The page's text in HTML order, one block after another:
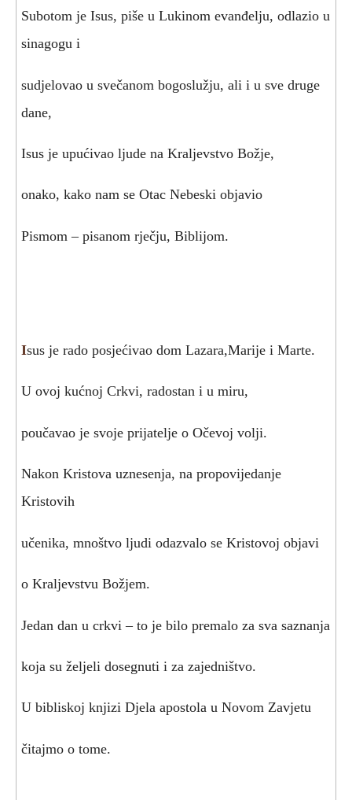
Subotom je Isus, piše u Lukinom evanđelju, odlazio u
sinagogu i
sudjelovao u svečanom bogoslužju, ali i u sve druge
dane,
Isus je upućivao ljude na Kraljevstvo Božje,
onako, kako nam se Otac Nebeski objavio
Pismom – pisanom rječju, Biblijom.
Isus je rado posjećivao dom Lazara,Marije i Marte.
U ovoj kućnoj Crkvi, radostan i u miru,
poučavao je svoje prijatelje o Očevoj volji.
Nakon Kristova uznesenja, na propovijedanje
Kristovih
učenika, mnoštvo ljudi odazvalo se Kristovoj objavi
o Kraljevstvu Božjem.
Jedan dan u crkvi – to je bilo premalo za sva saznanja
koja su željeli dosegnuti i za zajedništvo.
U bibliskoj knjizi Djela apostola u Novom Zavjetu
čitajmo o tome.